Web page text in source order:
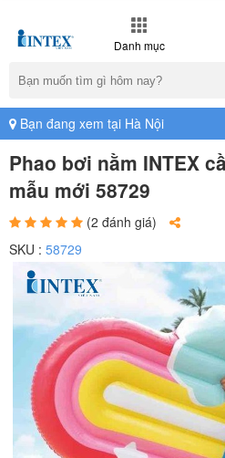
Danh mục
Bạn đang xem tại Hà Nội
Phao bơi nằm INTEX
mẫu mới 58729
(2 đánh giá)
SKU : 58729